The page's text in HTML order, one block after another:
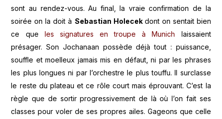
sont au rendez-vous. Au final, la vraie confirmation de la
soirée on la doit à Sebastian Holecek dont on sentait bien
ce que les signatures en troupe à Munich laissaient
présager. Son Jochanaan possède déjà tout : puissance,
souffle et moelleux jamais mis en défaut, ni par les phrases
les plus longues ni par l’orchestre le plus touffu. Il surclasse
le reste du plateau et ce rôle court mais éprouvant. C’est la
règle que de sortir progressivement de là où l’on fait ses
classes pour voler de ses propres ailes. Gageons que celle